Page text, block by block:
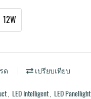
12W
ด เปรียบเทียบ
LED Intelligent LED Panellight